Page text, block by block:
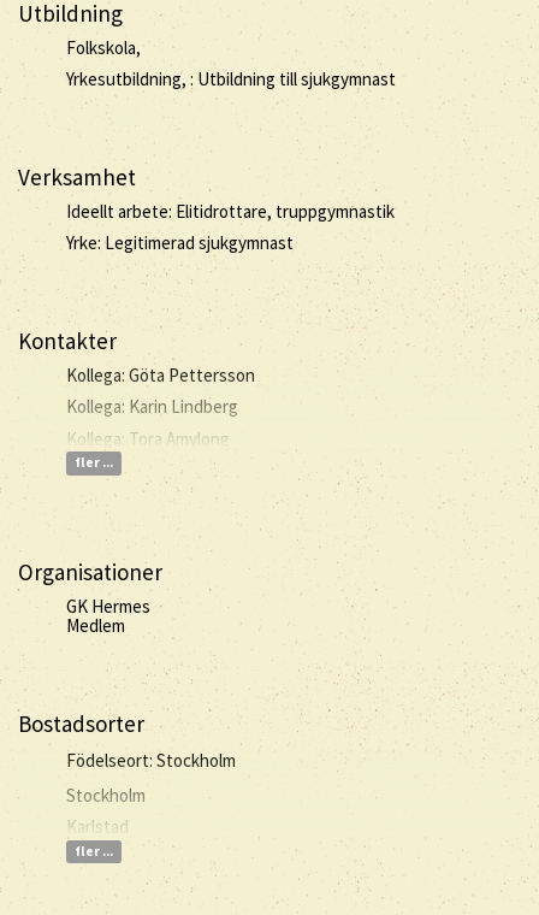
Utbildning
Folkskola,
Yrkesutbildning, : Utbildning till sjukgymnast
Verksamhet
Ideellt arbete: Elitidrottare, truppgymnastik
Yrke: Legitimerad sjukgymnast
Kontakter
Kollega: Göta Pettersson
Kollega: Karin Lindberg
Kollega: Tora Amylong
fler ...
Organisationer
GK Hermes
Medlem
Bostadsorter
Födelseort: Stockholm
Stockholm
Karlstad
fler ...